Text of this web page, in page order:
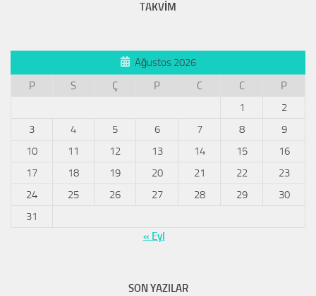
TAKVİM
Ağustos 2026
P
S Ç P C C
P
1
2
3
4 5 6 7 8
9
10
11 12 13 14 15
16
17
18 19 20 21 22
23
24
25 26 27 28 29
30
31
« Eyl
SON YAZILAR